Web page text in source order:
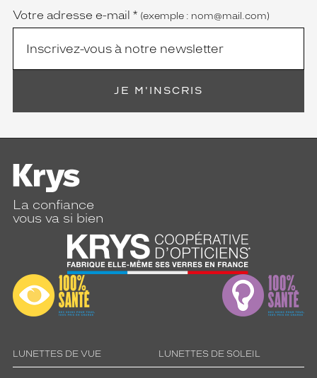
Votre adresse e-mail * (exemple : nom@mail.com)
JE M'INSCRIS
La confiance
vous va si bien
LUNETTES DE VUE LUNETTES DE SOLEIL